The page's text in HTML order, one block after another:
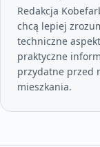
Redakcja
chcą lepiej
techniczne
praktyczne
przydatne przed
mieszkania.